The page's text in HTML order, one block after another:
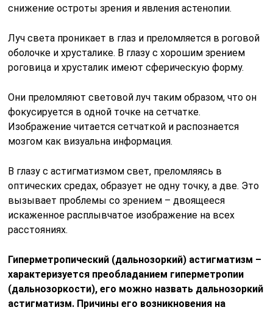
снижение остроты зрения и явления астенопии.
Луч света проникает в глаз и преломляется в роговой
оболочке и хрусталике. В глазу с хорошим зрением
роговица и хрусталик имеют сферическую форму.
Они преломляют световой луч таким образом, что он
фокусируется в одной точке на сетчатке.
Изображение читается сетчаткой и распознается
мозгом как визуальна информация.
В глазу с астигматизмом свет, преломляясь в
оптических средах, образует не одну точку, а две. Это
вызывает проблемы со зрением – двоящееся
искаженное расплывчатое изображение на всех
расстояниях.
Гиперметропический (дальнозоркий) астигматизм –
характеризуется преобладанием гиперметропии
(дальнозоркости), его можно назвать дальнозоркий
астигматизм. Причины его возникновения на